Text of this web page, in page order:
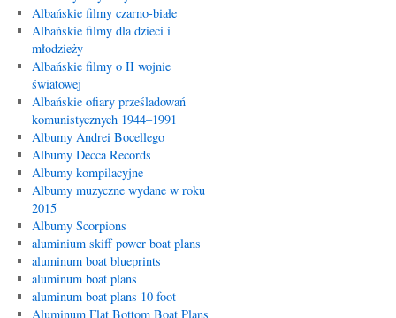
Albańskie filmy czarno-białe
Albańskie filmy dla dzieci i
młodzieży
Albańskie filmy o II wojnie
światowej
Albańskie ofiary prześladowań
komunistycznych 1944–1991
Albumy Andrei Bocellego
Albumy Decca Records
Albumy kompilacyjne
Albumy muzyczne wydane w roku
2015
Albumy Scorpions
aluminium skiff power boat plans
aluminum boat blueprints
aluminum boat plans
aluminum boat plans 10 foot
Aluminum Flat Bottom Boat Plans